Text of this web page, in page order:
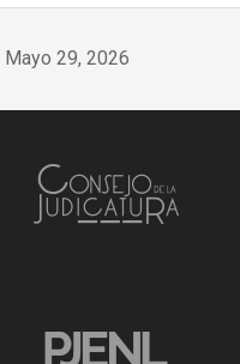
Mayo 29, 2026